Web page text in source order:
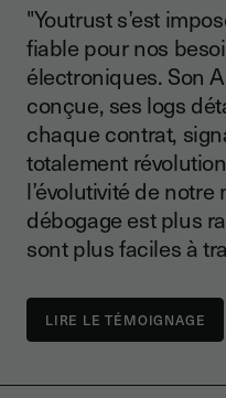
"Youtrust s’est
fiable pour nos
électroniques. Son
conçue, ses logs
chaque contrat,
totalement
l’évolutivité de
débogage est plus
sont plus faciles à
LIRE LE TÉMOIGNAGE